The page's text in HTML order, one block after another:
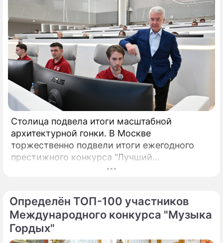
Столица подвела итоги масштабной
архитектурной гонки. В Москве
торжественно подвели итоги ежегодного
престижного конкурса "Лучший
реализованный проект в области
Определён ТОП-100 участников
Международного конкурса "Музыка
Гордых"